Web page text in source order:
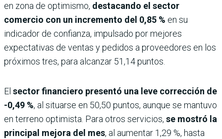
en zona de optimismo, destacando el sector
comercio con un incremento del 0,85 % en su
indicador de confianza, impulsado por mejores
expectativas de ventas y pedidos a proveedores en los
próximos tres, para alcanzar 51,14 puntos.
El sector financiero presentó una leve corrección de
-0,49 %, al situarse en 50,50 puntos, aunque se mantuvo
en terreno optimista. Para otros servicios, se mostró la
principal mejora del mes, al aumentar 1,29 %, hasta